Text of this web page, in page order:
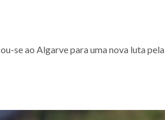
se ao Algarve para uma nova luta pela